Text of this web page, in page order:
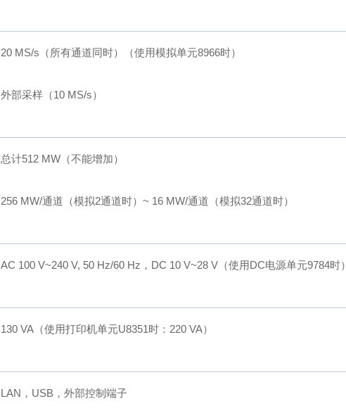
20 MS/s（所有通道同时）（使用模拟单元8966时）
外部采样（10 MS/s）
总计512 MW（不能增加）
256 MW/通道（模拟2通道时）~ 16 MW/通道（模拟32通道时）
AC 100 V~240 V, 50 Hz/60 Hz，DC 10 V~28 V（使用DC电源单元9784时）
130 VA（使用打印机单元U8351时：220 VA）
LAN，USB，外部控制端子